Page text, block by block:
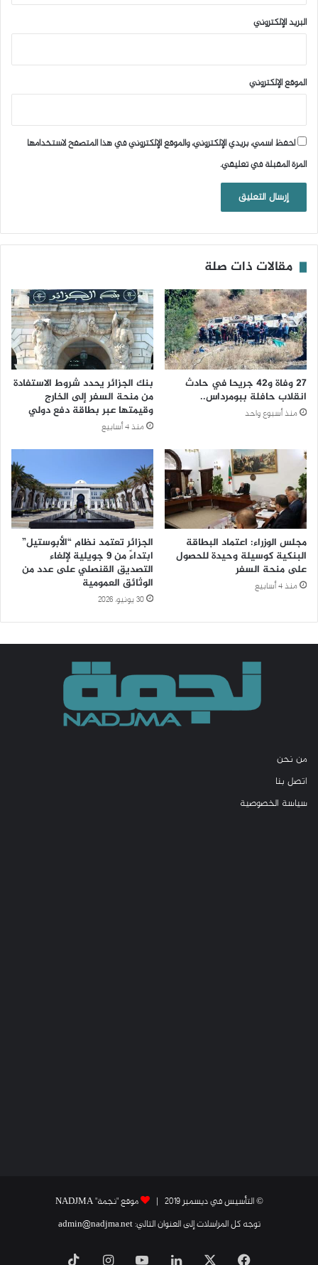
البريد الإلكتروني
الموقع الإلكتروني
احفظ اسمي، بريدي الإلكتروني، والموقع الإلكتروني في هذا المتصفح لاستخدامها
المرة المقبلة في تعليقي.
مقالات ذات صلة
27 وفاة و42 جريحا في حادث
انقلاب حافلة ببومرداس..
منذ أسبوع واحد
بنك الجزائر يحدد شروط الاستفادة
من منحة السفر إلى الخارج
وقيمتها عبر بطاقة دفع دولي
منذ 4 أسابيع
مجلس الوزراء: اعتماد البطاقة
البنكية كوسيلة وحيدة للحصول
على منحة السفر
منذ 4 أسابيع
الجزائر تعتمد نظام “الأبوستيل”
ابتداءً من 9 جويلية لإلغاء
التصديق القنصلي على عدد من
الوثائق العمومية
30 يونيو، 2026
من نحن
اتصل بنا
سياسة الخصوصية
© التأسيس في ديسمبر 2019 |
موقع "نجمة" NADJMA
توجه كل المراسلات إلى العنوان التالي: admin@nadjma.net
فيسبوك لينكدإن يوتيوب انستقرام